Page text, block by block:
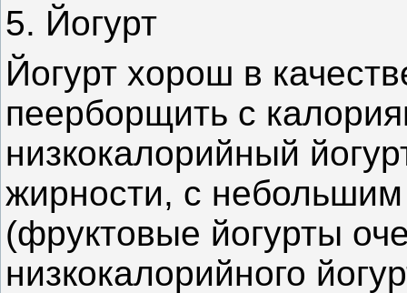
5. Йогурт
Йогурт хорош в
пеерборщить с
низкокалорийный
жирности, с
(фруктовые йогурты
низкокалорийного